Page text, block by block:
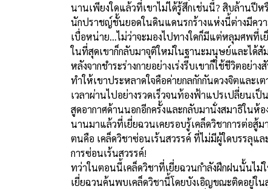
นานเพียงใดแล้วที่เขาไม่ได้รู้สึกเช่นนี้? สิบล้านปี
นักปราชญ์ชั้นยอดในดินแดนรกร้างแห่งนี้ต่างมีคว
เบื่อหน่าย...ไม่ว่าจะมองไปทางใดก็มีแต่หลุมศพที่เ
ในที่สุดเขาก็กลับมาจุติใหม่ในฐานะมนุษย์และได้สั
หลังจากชำระร่างกายอย่างเร่งรีบเขาก็ใช้ชีวิตอ
ทำให้เขาประหลาดใจคือค่ายกลกักกันดวงจิตและ
เวลาผ่านไปอย่างรวดเร็วจนท้องฟ้าแปรเปลี่ยนเ
สูดอากาศด้านนอกอีกครั้งและกลับมานั่งสมาธิในห้
นานมาแล้วที่เยี่ยฉวนเคยรอบรู้เคล็ดวิชาการต่อสู้
ตนคือ เคล็ดวิชาซ่อนเร้นสวรรค์ ที่ไม่มีผู้ใดบรรลุแล
การซ่อนเร้นสวรรค์!
ทว่าในตอนนี้เคล็ดวิชาที่เยี่ยฉวนกำลังฝึกฝนนั้นไม่ใ
เยี่ยฉวนค้นพบเคล็ดวิชานี้โดยบังเอิญขณะติดอยู่ใน